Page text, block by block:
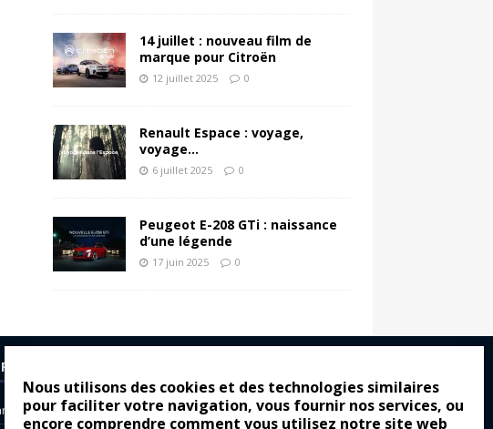
Nous utilisons des cookies et des technologies similaires
pour faciliter votre navigation, vous fournir nos services, ou
encore comprendre comment vous utilisez notre site web
14 juillet : nouveau film de
marque pour Citroën
12 juillet 2025 0
Renault Espace : voyage,
voyage…
6 juillet 2025 0
Peugeot E-208 GTi : naissance
d’une légende
17 juin 2025 0
Dacia Sandero : pour les gens vrais